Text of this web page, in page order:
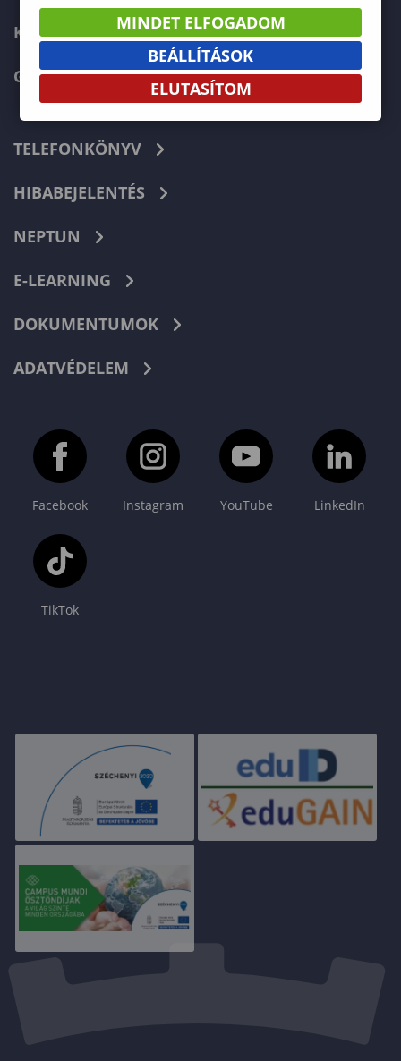
KARRIER
GREEN UNIVERSITY
TELEFONKÖNYV
HIBABEJELENTÉS
NEPTUN
E-LEARNING
DOKUMENTUMOK
ADATVÉDELEM
Facebook Instagram YouTube LinkedIn
TikTok
MINDET ELFOGADOM
BEÁLLÍTÁSOK
ELUTASÍTOM